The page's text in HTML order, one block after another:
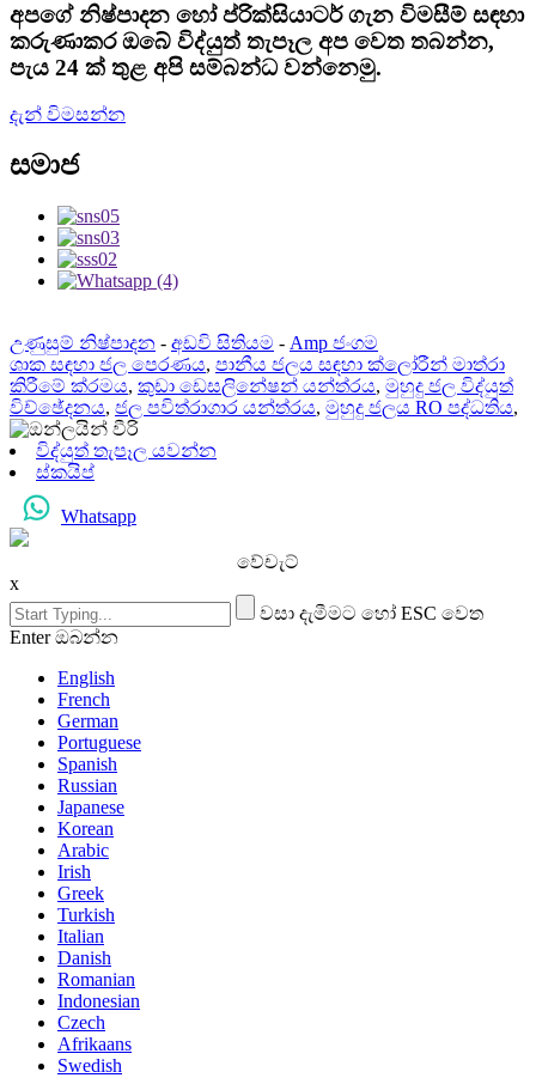
අපගේ නිෂ්පාදන හෝ ප්රික්සියාටර් ගැන විමසීම් සඳහා
කරුණාකර ඔබේ විද්යුත් තැපෑල අප වෙත තබන්න,
පැය 24 ක් තුළ අපි සම්බන්ධ වන්නෙමු.
දැන් විමසන්න
සමාජ
උණුසුම් නිෂ්පාදන - අඩවි සිතියම - Amp ජංගම
ශාක සඳහා ජල පෙරණය, පානීය ජලය සඳහා ක්ලෝරීන් මාත්රා
කිරීමේ ක්රමය, කුඩා ඩෙසලිනේෂන් යන්ත්රය, මුහුදු ජල විද්යුත්
විච්ඡේදනය, ජල පවිත්රාගාර යන්ත්රය, මුහුදු ජලය RO පද්ධතිය,
විද්යුත් තැපෑල යවන්න
ස්කයිප්
Whatsapp
වේචැට්
x
වසා දැමීමට හෝ ESC වෙත
Enter ඔබන්න
English
French
German
Portuguese
Spanish
Russian
Japanese
Korean
Arabic
Irish
Greek
Turkish
Italian
Danish
Romanian
Indonesian
Czech
Afrikaans
Swedish